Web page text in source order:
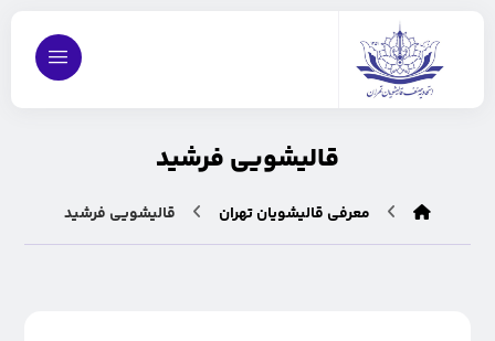
قالیشویی فرشید
معرفی قالیشویان تهران قالیشویی فرشید